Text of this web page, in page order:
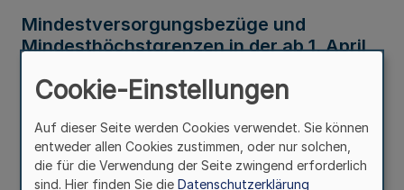
Mindestversorgungsbezüge und
Mindesthöchstgrenzen in der ab 1. April
Verwaltungsvorschrift
Cookie-Einstellungen
Auf dieser Seite werden Cookies verwendet. Sie können
entweder allen Cookies zustimmen, oder nur solchen,
die für die Verwendung der Seite zwingend erforderlich
sind. Hier finden Sie die Datenschutzerklärung